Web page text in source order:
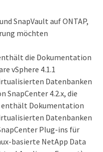
SnapVault auf ONTAP,
möchten
die Dokumentation
vSphere 4.1.1
Datenbanken
SnapCenter 4.2.x, die
enthält Dokumentation
Datenbanken
Plug-ins für
basierte NetApp Data